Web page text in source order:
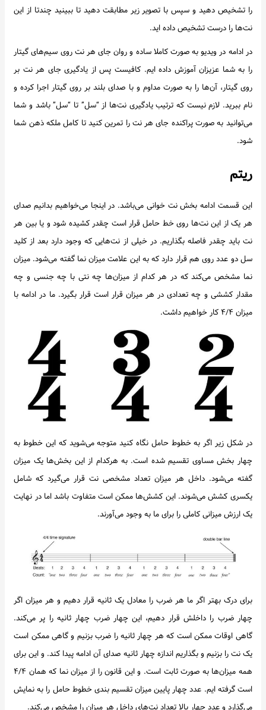
را تشخیص دهید و سپس با تصویر زیر مطابقت دهید تا ببینید چندتا از این
نت‌ها را درست تشخیص داده اید.
در ادامه در ویدیو به صورت کاملا ساده و روان جای هر نت روی سیم‌های گیتار
را به شما عزیزان آموزش داده ایم. کافیست پس از یادگیری جای هر نت بر
روی گیتار، آن‌ها را به صورت مداوم و با صدای بلند بر روی گیتار اجرا کرده و
نام ببرید. لازم نیست که ترتیب یادگیری نت‌ها از “سل” تا “سل” باشد و شما
می‌توانید به صورت پراکنده جای هر نت را تمرین کنید تا کامل ملکه ذهن شما
شود.
ریتم
این قسمت ادامه بخش نت خوانی می‌باشد. در اینجا می‌خواهیم بدانیم صدای
هر یک از این نت‌ها روی خط حامل قرار است چقدر کشیده شود و یا بین هر
نت باید چقدر فاصله بگذاریم. در خیلی از نت‌هایی که وجود دارد بعد از کلید
سل دو عدد روی هم قرار دارد که به این علامت میزان نما گفته می‌شود. میزان
نما مشخص می‌کند که در هر کدام از میزان‌ها چه نتی با چه جنسی و چه
مقدار کششی و چه تعدادی در هر میزان قرار است قرار بگیرد. ما در ادامه با
میزان ۴/۴ کار خواهیم داشت.
در شکل زیر اگر به خطوط حامل نگاه کنید متوجه می‌شوید که این خطوط به
چهار بخش مساوی تقسیم شده است. به هرکدام از این بخش‌ها یک میزان
گفته می‌شود. داخل هر میزان تعداد مشخصی نت قرار می‌گیرد که شامل
یکسری کشش می‌شوند. این کشش‌ها ممکن است متفاوت باشد اما در نهایت
یک ارزش میزانی کاملی را برای ما به وجود می‌آورند.
برای درک بهتر اگر ما هر ضرب را معادل یک ثانیه قرار دهیم و هر میزان اگر
چهار ضرب را داخلش قرار دهیم، این چهار ضرب چهار ثانیه را پر می‌کند.
گاهی اوقات ممکن است که هر چهار ثانیه را ضرب بزنیم و گاهی ممکن است
یک نت را بزنیم و بگذاریم اندازه چهار ثانیه صدای آن ادامه پیدا کند. و این برای
همه میزان‌ها به صورت ثابت است. و این قانون را از میزان نما که همان ۴/۴
است گرفته ایم. عدد چهار پایین میزان تقسیم بندی خطوط حامل را به نمایش
می‌گذارد و عدد چهار بالا تعداد نت‌های داخل هر میزان را مشخص می‌کند.